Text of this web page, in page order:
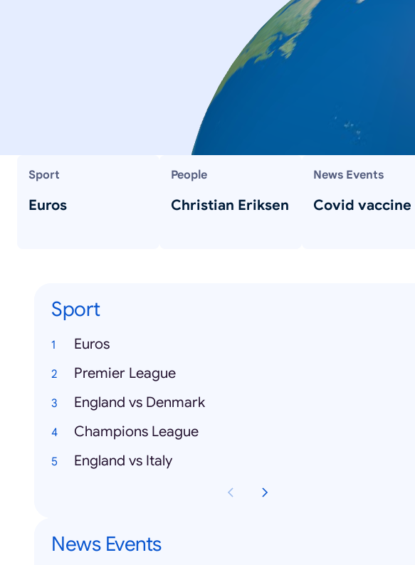
Sport
Euros
People
Christian Eriksen
News Events
Covid vaccine
Sport
Euros
Premier League
England vs Denmark
Champions League
England vs Italy
News Events